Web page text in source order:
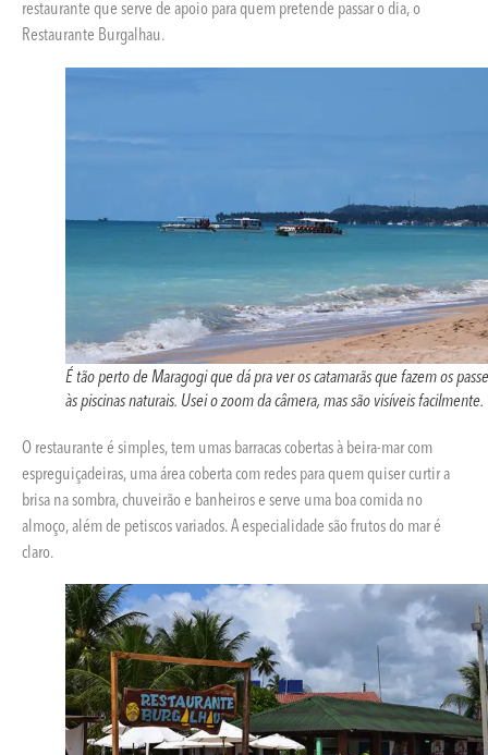
restaurante que serve de apoio para quem pretende passar o dia, o
Restaurante Burgalhau.
É tão perto de Maragogi que dá pra ver os catamarãs que fazem os
às piscinas naturais. Usei o zoom da câmera, mas são visíveis facilmente.
O restaurante é simples, tem umas barracas cobertas à beira-mar com
espreguiçadeiras, uma área coberta com redes para quem quiser curtir a
brisa na sombra, chuveirão e banheiros e serve uma boa comida no
almoço, além de petiscos variados. A especialidade são frutos do mar é
claro.